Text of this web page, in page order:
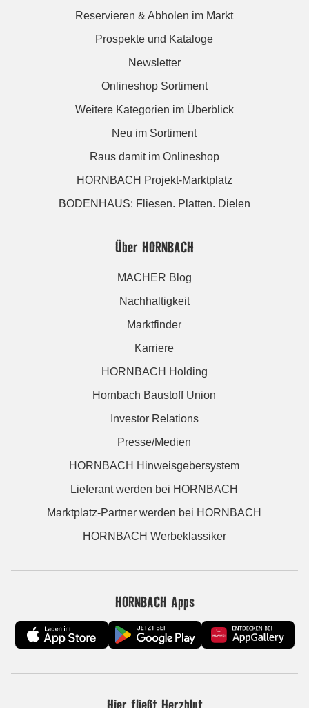
Reservieren & Abholen im Markt
Prospekte und Kataloge
Newsletter
Onlineshop Sortiment
Weitere Kategorien im Überblick
Neu im Sortiment
Raus damit im Onlineshop
HORNBACH Projekt-Marktplatz
BODENHAUS: Fliesen. Platten. Dielen
Über HORNBACH
MACHER Blog
Nachhaltigkeit
Marktfinder
Karriere
HORNBACH Holding
Hornbach Baustoff Union
Investor Relations
Presse/Medien
HORNBACH Hinweisgebersystem
Lieferant werden bei HORNBACH
Marktplatz-Partner werden bei HORNBACH
HORNBACH Werbeklassiker
HORNBACH Apps